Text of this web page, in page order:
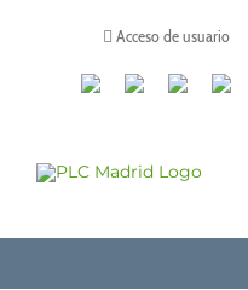
Acceso de usuario
CanalesLinkedinYoutube